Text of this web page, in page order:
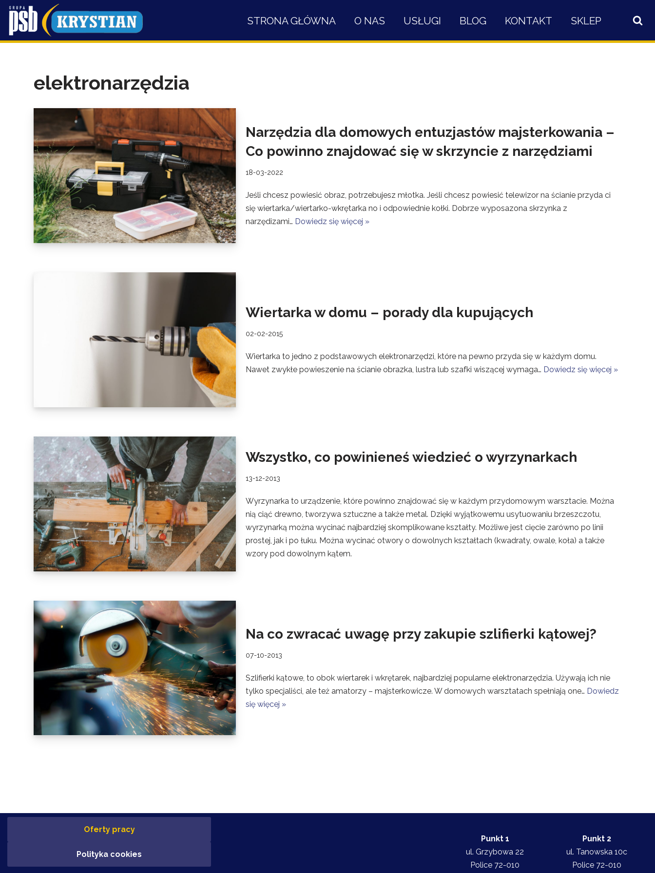
Przejdź
do
STRONA GŁÓWNA O NAS USŁUGI BLOG KONTAKT SKLEP
elektronarzędzia
Narzędzia dla domowych entuzjastów majsterkowania –
Co powinno znajdować się w skrzyncie z narzędziami
18-03-2022
Jeśli chcesz powiesić obraz, potrzebujesz młotka. Jeśli chcesz powiesić telewizor na ścianie przyda ci
się wiertarka/wiertarko-wkrętarka no i odpowiednie kołki. Dobrze wyposazona skrzynka z
narzędizami… Dowiedz się więcej »
Wiertarka w domu – porady dla kupujących
02-02-2015
Wiertarka to jedno z podstawowych elektronarzędzi, które na pewno przyda się w każdym domu.
Nawet zwykłe powieszenie na ścianie obrazka, lustra lub szafki wiszącej wymaga… Dowiedz się więcej »
Wszystko, co powinieneś wiedzieć o wyrzynarkach
13-12-2013
Wyrzynarka to urządzenie, które powinno znajdować się w każdym przydomowym warsztacie. Można
nią ciąć drewno, tworzywa sztuczne a także metal. Dzięki wyjątkowemu usytuowaniu brzeszczotu,
wyrzynarką można wycinać najbardziej skomplikowane kształty. Możliwe jest cięcie zarówno po linii
prostej, jak i po łuku. Można wycinać otwory o dowolnych kształtach (kwadraty, owale, koła) a także
wzory pod dowolnym kątem.
Na co zwracać uwagę przy zakupie szlifierki kątowej?
07-10-2013
Szlifierki kątowe, to obok wiertarek i wkrętarek, najbardziej popularne elektronarzędzia. Używają ich nie
tylko specjaliści, ale też amatorzy – majsterkowicze. W domowych warsztatach spełniają one… Dowiedz
się więcej »
Oferty pracy
Polityka cookies
Punkt 1
ul. Grzybowa 22
Police 72-010
Punkt 2
ul. Tanowska 10c
Police 72-010